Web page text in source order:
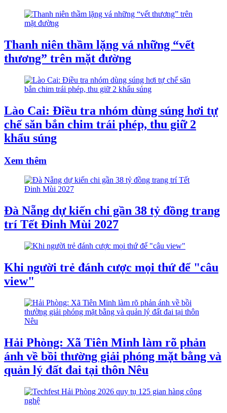
Thanh niên thầm lặng vá những “vết
thương” trên mặt đường
Lào Cai: Điều tra nhóm dùng súng hơi tự
chế săn bắn chim trái phép, thu giữ 2
khẩu súng
Xem thêm
Đà Nẵng dự kiến chi gần 38 tỷ đồng trang
trí Tết Đinh Mùi 2027
Khi người trẻ đánh cược mọi thứ để "câu
view"
Hải Phòng: Xã Tiên Minh làm rõ phản
ánh về bồi thường giải phóng mặt bằng và
quản lý đất đai tại thôn Nêu